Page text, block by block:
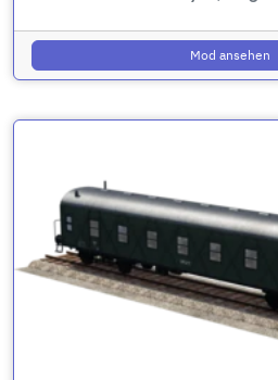
Mod ansehen